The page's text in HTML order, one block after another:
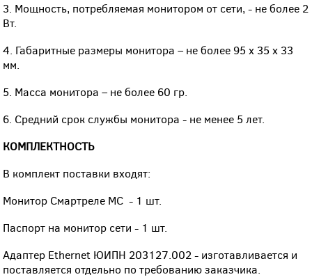
3. Мощность, потребляемая монитором от сети, - не более 2
Вт.
4. Габаритные размеры монитора – не более 95 х 35 х 33
мм.
5. Масса монитора – не более 60 гр.
6. Средний срок службы монитора - не менее 5 лет.
КОМПЛЕКТНОСТЬ
В комплект поставки входят:
Монитор Смартреле МС - 1 шт.
Паспорт на монитор сети - 1 шт.
Адаптер Ethernet ЮИПН 203127.002 - изготавливается и
поставляется отдельно по требованию заказчика.